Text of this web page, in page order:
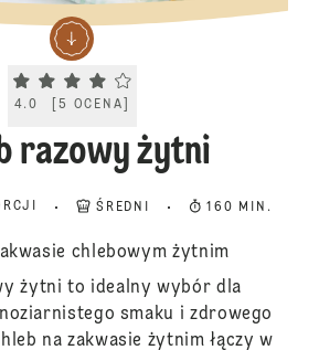
Current rating 4.0. Click to rate.
4.0 5 OCENA
razowy żytni
ŚREDNI 160 MIN.
chlebowym żytnim
żytni to idealny wybór dla
smaku i zdrowego
na zakwasie żytnim łączy w